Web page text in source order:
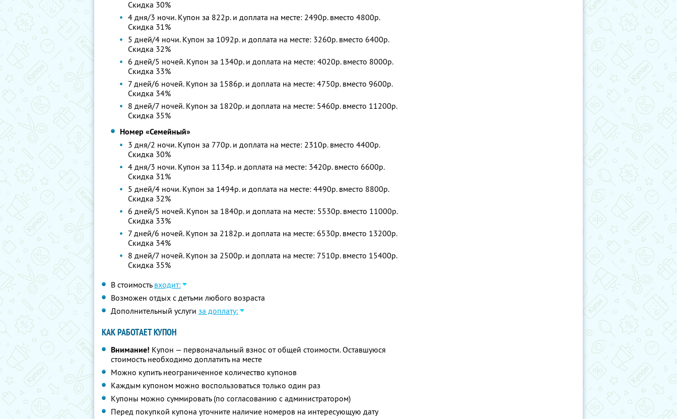
Скидка 30%
4 дня/3 ночи. Купон за 822р. и доплата на месте: 2490р. вместо 4800р.
Скидка 31%
5 дней/4 ночи. Купон за 1092р. и доплата на месте: 3260р. вместо 6400р.
Скидка 32%
6 дней/5 ночей. Купон за 1340р. и доплата на месте: 4020р. вместо 8000р.
Скидка 33%
7 дней/6 ночей. Купон за 1586р. и доплата на месте: 4750р. вместо 9600р.
Скидка 34%
8 дней/7 ночей. Купон за 1820р. и доплата на месте: 5460р. вместо 11200р.
Скидка 35%
Номер «Семейный»
3 дня/2 ночи. Купон за 770р. и доплата на месте: 2310р. вместо 4400р.
Скидка 30%
4 дня/3 ночи. Купон за 1134р. и доплата на месте: 3420р. вместо 6600р.
Скидка 31%
5 дней/4 ночи. Купон за 1494р. и доплата на месте: 4490р. вместо 8800р.
Скидка 32%
6 дней/5 ночей. Купон за 1840р. и доплата на месте: 5530р. вместо 11000р.
Скидка 33%
7 дней/6 ночей. Купон за 2182р. и доплата на месте: 6530р. вместо 13200р.
Скидка 34%
8 дней/7 ночей. Купон за 2500р. и доплата на месте: 7510р. вместо 15400р.
Скидка 35%
В стоимость входит:
Возможен отдых с детьми любого возраста
Дополнительный услуги за доплату:
КАК РАБОТАЕТ КУПОН
Внимание! Купон — первоначальный взнос от общей стоимости. Оставшуюся
стоимость необходимо доплатить на месте
Можно купить неограниченное количество купонов
Каждым купоном можно воспользоваться только один раз
Купоны можно суммировать (по согласованию с администратором)
Перед покупкой купона уточните наличие номеров на интересующую дату